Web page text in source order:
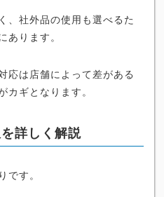
、社外品の使用も選べるた
ります。
応は店舗によって差がある
カギとなります。
詳しく解説
す。